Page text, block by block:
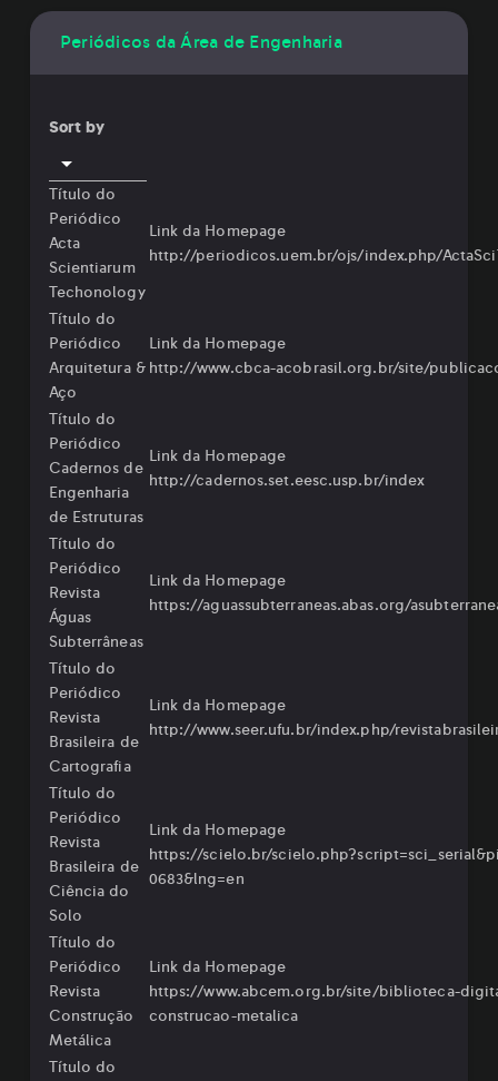
Periódicos da Área de Engenharia
Sort by
Título do
Periódico
Acta
Scientiarum
Techonology
Link da Homepage
⁠http://periodicos.uem.br/ojs/index.php/
Título do
Periódico
Arquitetura &
Aço
Link da Homepage
http://www.cbca-acobrasil.org.br/site/
Título do
Periódico
Cadernos de
Engenharia
de Estruturas
Link da Homepage
⁠http://cadernos.set.eesc.usp.br/index⁠
Título do
Periódico
Revista
Águas
Subterrâneas
Link da Homepage
https://aguassubterraneas.abas.org/
Título do
Periódico
Revista
Brasileira de
Cartografia
Link da Homepage
http://www.seer.ufu.br/index.php/
Título do
Periódico
Revista
Brasileira de
Ciência do
Solo
Link da Homepage
https://scielo.br/
0683&lng=en
Título do
Periódico
Revista
Construção
Metálica
Link da Homepage
⁠https://www.abcem.org.br/site/biblioteca-
construcao-metalica⁠
Título do